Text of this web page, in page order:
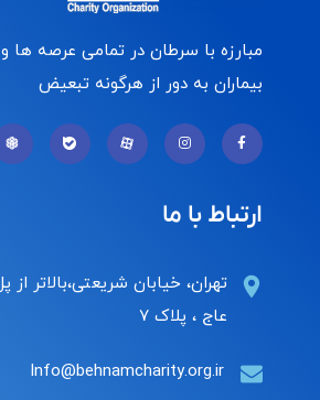
مبارزه با سرطان در تمامی عرصه ها
بیماران به دور از هرگونه تبعیض
ارتباط با ما
تهران، خیابان شریعتی،بالاتر
عاج ، پلاک ۷
Info@behnamcharity.org.ir